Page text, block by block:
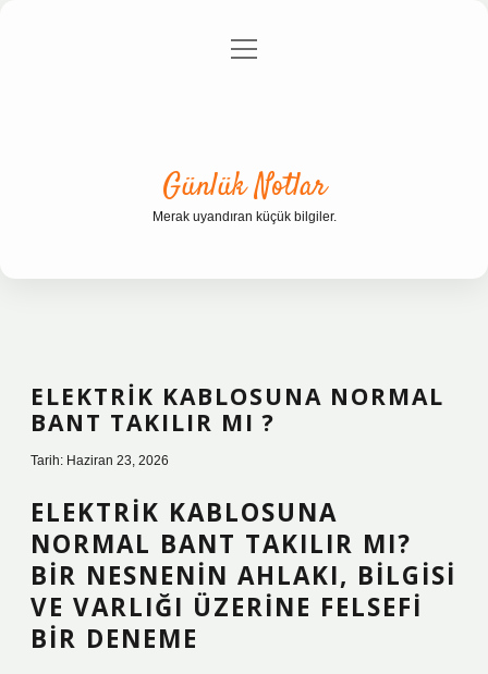
Gizlilik Politikası
menüyü
Günlük Notlar
Merak uyandıran küçük bilgiler.
ELEKTRIK KABLOSUNA NORMAL
BANT TAKILIR MI ?
Tarih: Haziran 23, 2026
ELEKTRIK KABLOSUNA
NORMAL BANT TAKILIR MI?
BIR NESNENIN AHLAKI, BILGISI
VE VARLIĞI ÜZERINE FELSEFI
BIR DENEME